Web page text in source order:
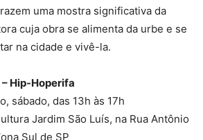
uma mostra significativa da
cuja obra se alimenta da urbe e se
na cidade e vivê-la.
Hip-Hoperifa
sábado, das 13h às 17h
Jardim São Luís, na Rua Antônio
Sul de SP